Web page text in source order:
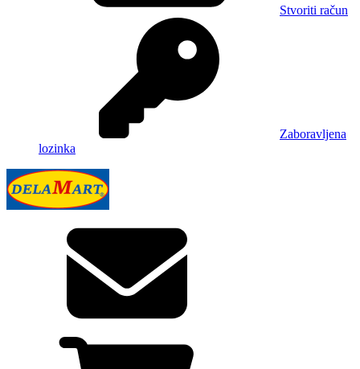
Stvoriti račun
Zaboravljena
lozinka